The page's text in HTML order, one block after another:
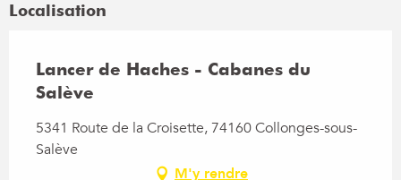
Localisation
Lancer de Haches - Cabanes du
Salève
5341 Route de la Croisette, 74160 Collonges-sous-
Salève
M'y rendre